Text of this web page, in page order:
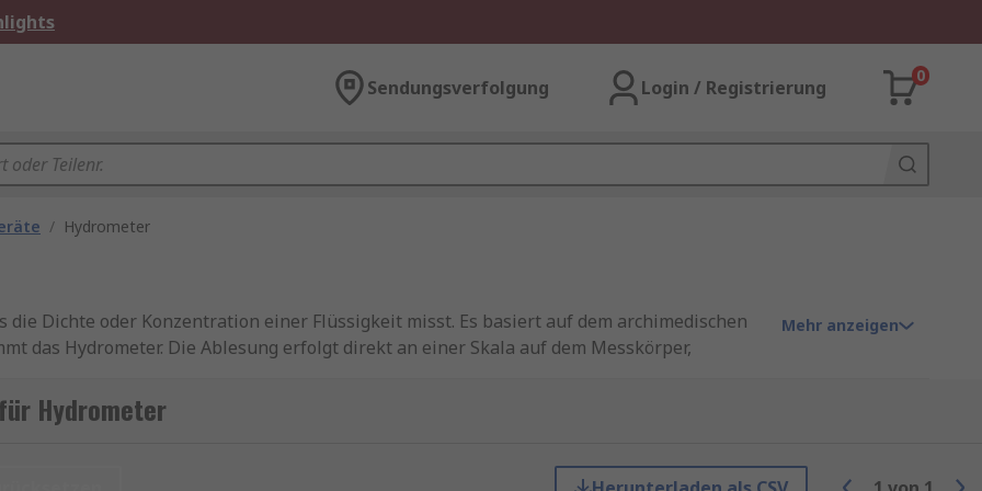
Sendungsverfolgung Login / Registrierung
0
/ Hydrometer
Dichte oder Konzentration einer Flüssigkeit misst. Es basiert auf dem archimedischen
das Hydrometer. Die Ablesung erfolgt direkt an einer Skala auf dem Messkörper,
Mehr anzeigen
Hydrometer